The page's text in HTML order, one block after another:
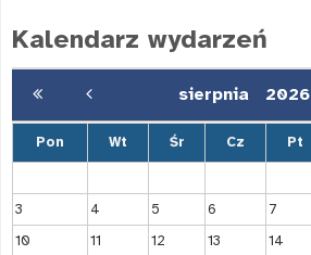
Kalendarz wydarzeń
sierpnia 2026
Pon Wt Śr Cz Pt
3
4 5 6 7
10
11 12 13 14